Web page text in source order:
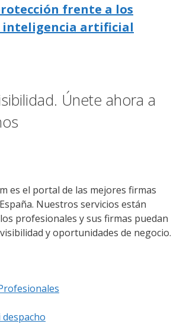
frente a los
inteligencia artificial
Únete ahora a
es el portal de las mejores firmas
Nuestros servicios están
profesionales y sus firmas puedan
y oportunidades de negocio.